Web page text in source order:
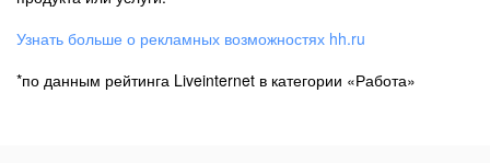
Узнать больше о рекламных возможностях hh.ru
*по данным рейтинга Liveinternet в категории «Работа»